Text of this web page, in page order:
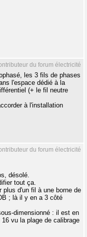
du forum électricité
les 3 fils de phases
l'espace dédié à la
(+ le fil neutre
à l'installation
du forum électricité
désolé.
tout ça.
plus d'un fil à une borne de
; là il y en a 3 côté
dimensionné : il est en
vu la plage de calibrage